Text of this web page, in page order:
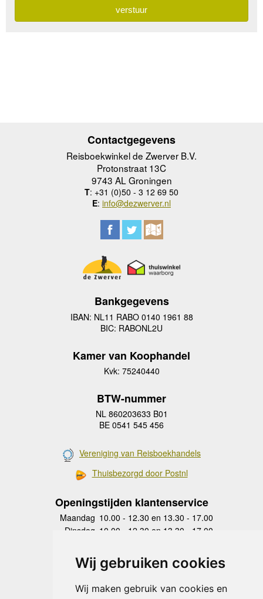
Wij gebruiken cookies
Wij maken gebruik van cookies en
Contactgegevens
Reisboekwinkel de Zwerver B.V.
Protonstraat 13C
9743 AL Groningen
T: +31 (0)50 - 3 12 69 50
E: info@dezwerver.nl
Bankgegevens
IBAN: NL11 RABO 0140 1961 88
BIC: RABONL2U
Kamer van Koophandel
Kvk: 75240440
BTW-nummer
NL 860203633 B01
BE 0541 545 456
Vereniging van Reisboekhandels
Thuisbezorgd door Postnl
Openingstijden klantenservice
Maandag 10.00 - 12.30 en 13.30 - 17.00
Dinsdag 10.00 - 12.30 en 13.30 - 17.00
Donderdag
10.00 - 12.30 en 13.30 - 17.00
Vrijdag 10.00 - 12.30 en 13.30 - 17.00
Zaterdag
gesloten
Zondag gesloten